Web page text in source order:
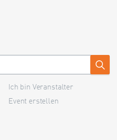
Ich bin Veranstalter
Event erstellen